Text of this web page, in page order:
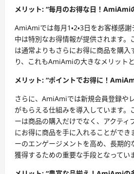
メリット: “毎月のお得な日！AmiAmi
AmiAmiでは毎月1・2・3日をお客様感
中は特別なお得情報が提供されます。
は通常よりもさらにお得に商品を購入
り、これもAmiAmiの大きなメリット
メリット: “ポイントでお得に！
さらに、AmiAmiでは新規会員登録や
がもらえる仕組みを導入しています。
ーは商品の購入だけでなく、アクティ
にお得に商品を手に入れることができ
ーのエンゲージメントを高め、長期的
獲得するための重要な手段となってい